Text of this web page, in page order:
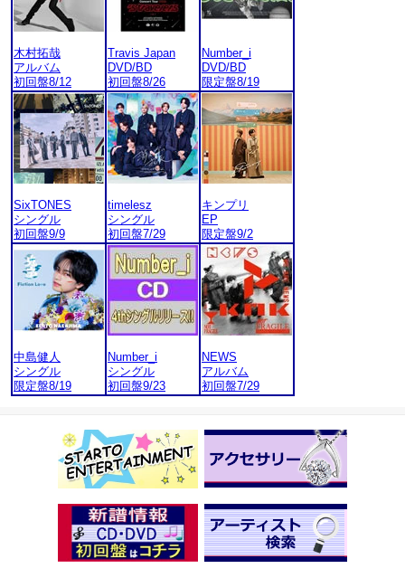
木村拓哉
アルバム
初回盤8/12
Travis Japan
DVD/BD
初回盤8/26
Number_i
DVD/BD
限定盤8/19
SixTONES
シングル
初回盤9/9
timelesz
シングル
初回盤7/29
キンプリ
EP
限定盤9/2
中島健人
シングル
限定盤8/19
Number_i
シングル
初回盤9/23
NEWS
アルバム
初回盤7/29